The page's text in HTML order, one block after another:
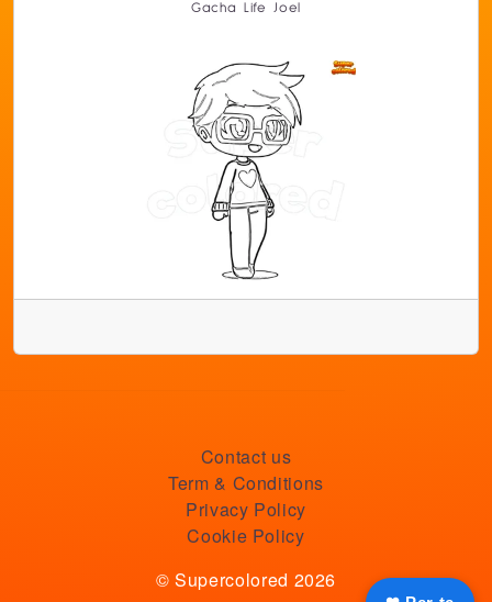
Gacha Life Joel
Contact us
Term & Conditions
Privacy Policy
Cookie Policy
© Supercolored 2026